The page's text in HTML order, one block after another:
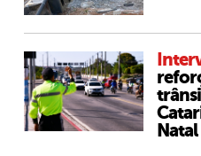
Natal